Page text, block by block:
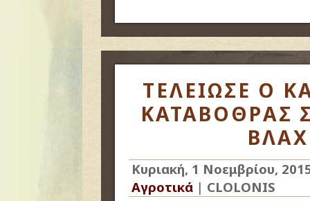
ΤΕΛΕΙΩΣΕ Ο
ΚΑΤΑΒΟΘΡΑΣ
Κυριακή, 1 Νοεμβρίου,
Αγροτικά | CLOLONIS